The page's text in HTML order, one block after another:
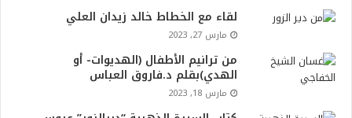
لقاء مع الخطاط خالد زيدان العلي
مارس 27, 2023
من ترانيم الأطفال (الهديوات- أو
الهدي)بقلم د.فاروق العباس
مارس 18, 2023